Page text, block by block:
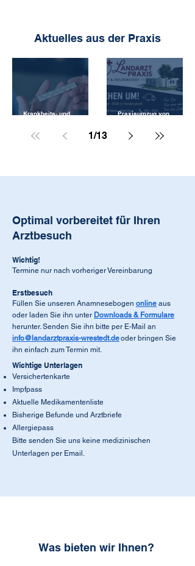
​Aktuelles aus der Praxis
Krankheits- und
Praxisumzug von
Informationen für unsere
1/13
Optimal vorbereitet für Ihren
Arztbesuch
Wichtig!
Termine nur nach vorheriger Vereinbarung
Erstbesuch
Füllen Sie unseren Anamnesebogen online aus
oder laden Sie ihn unter Downloads & Formulare
herunter. Senden Sie ihn bitte per E-Mail an
info@landarztpraxis-wrestedt.deoder bringen Sie
ihn einfach zum Termin mit.
Wichtige Unterlagen
Versichertenkarte
Impfpass
Aktuelle Medikamentenliste
Bisherige Befunde und Arztbriefe
Allergiepass
Bitte senden Sie uns keine medizinischen
Unterlagen per Email.
Was bieten wir Ihnen?